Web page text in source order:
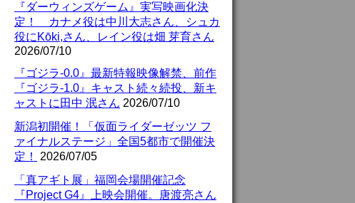
『ダーウィンズゲーム』実写映画化決
定！ カナメ役は中川大志さん、シュカ
役にKōki,さん、レイン役は畑 芽育さん
2026/07/10
『ゴジラ-0.0』最新特報映像解禁、前作
『ゴジラ-1.0』キャスト続々続投、新キ
ャストに田中 泯さん 2026/07/10
新潟初開催！「仮面ライダーゼッツ フ
ァイナルステージ」全国5都市で開催決
定！
2026/07/05
「真アギト展」福岡会場開催記念
『Project G4』上映会開催。唐渡亮さん